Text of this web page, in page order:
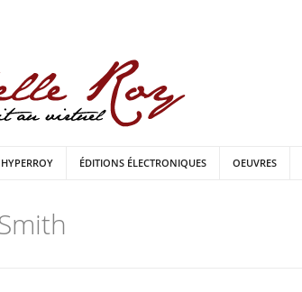
HYPERROY ÉDITIONS ÉLECTRONIQUES OEUVRES